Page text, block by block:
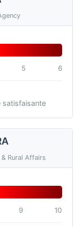
5 6
satisfaisante
Rural Affairs
9 10